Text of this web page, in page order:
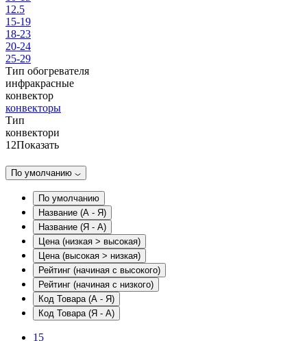
12.5
15-19
18-23
20-24
25-29
Тип обогревателя
инфракрасные
конвектор
конвекторы
Тип
конвектори
12Показать
По умолчанию
По умолчанию
Название (А - Я)
Название (Я - А)
Цена (низкая > высокая)
Цена (высокая > низкая)
Рейтинг (начиная с высокого)
Рейтинг (начиная с низкого)
Код Товара (А - Я)
Код Товара (Я - А)
15